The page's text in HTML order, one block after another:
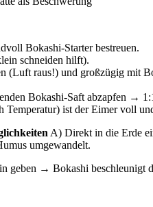
Bokashi-Starter bestreuen.
schneiden hilft).
(Luft raus!) und großzügig mit
Bokashi-Saft abzapfen →
Temperatur) ist der Eimer voll
A) Direkt in die Erde
umgewandelt.
geben → Bokashi beschleunigt